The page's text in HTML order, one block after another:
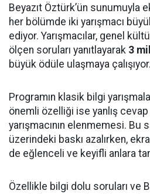
Beyazıt Öztürk’ün sunumuyla
her bölümde iki yarışmacı
ediyor. Yarışmacılar, genel
ölçen soruları yanıtlayarak 3
büyük ödüle ulaşmaya çalışıyor.
Programın klasik bilgi
önemli özelliği ise yanlış
yarışmacının elenmemesi. Bu
üzerindeki baskı azalırken,
de eğlenceli ve keyifli anlara
Özellikle bilgi dolu soruları ve